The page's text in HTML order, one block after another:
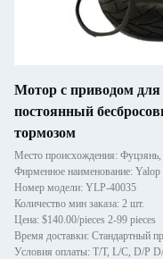
Мотор с приводом
постоянный
тормозом
Место происхождения:
Фирменное наименование: Yalop
Номер модели: YLP-40035
Количество мин заказа: 2 шт.
Цена: $140.00/pieces 2-99 pieces
Условия оплаты: T/T, L/C, D/P